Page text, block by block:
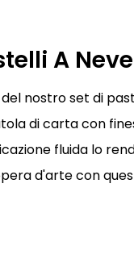
A
nostro set di
di carta con
fluida lo
d'arte con